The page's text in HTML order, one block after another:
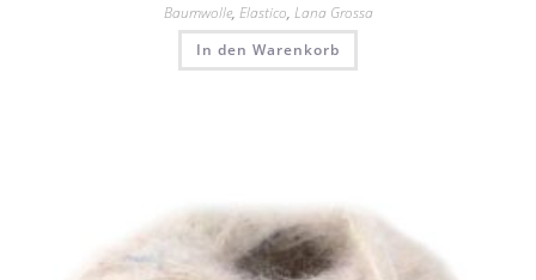
Baumwolle, Elastico, Lana Grossa
In den Warenkorb